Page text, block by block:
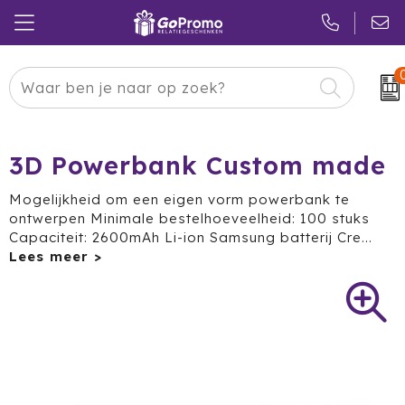
Kerstpakketten
Duurzaam
Reclamedragers
Carnaval
Koningsdag
Zomer
24 ICE
Air Up
American Tourister
3D Powerbank Custom made
Mogelijkheid om een eigen vorm powerbank te
ontwerpen Minimale bestelhoeveelheid: 100 stuks
Capaciteit: 2600mAh Li-ion Samsung batterij Cre...